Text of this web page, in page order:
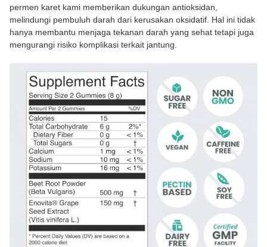
permen karet kami memberikan dukungan antioksidan,
melindungi pembuluh darah dari kerusakan oksidatif. Hal ini tidak
hanya membantu menjaga tekanan darah yang sehat tetapi juga
mengurangi risiko komplikasi terkait jantung.